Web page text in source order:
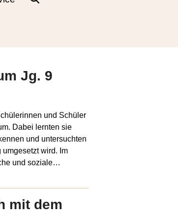
Jg. 9
und Schüler
Dabei lernten sie
und untersuchten
wird. Im
und soziale…
mit dem